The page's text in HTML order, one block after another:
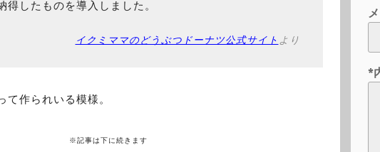
得したものを導入しました。
イクミママのどうぶつドーナツ公式サイト より
て作られいる模様。
※記事は下に続きます
*